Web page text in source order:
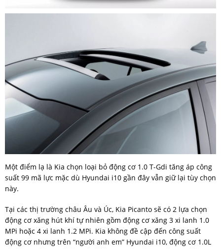
Một điểm lạ là Kia chọn loại bỏ động cơ 1.0 T-Gdi tăng áp công
suất 99 mã lực mặc dù Hyundai i10 gần đây vẫn giữ lại tùy chọn
này.
Tại các thị trường châu Âu và Úc, Kia Picanto sẽ có 2 lựa chọn
động cơ xăng hút khí tự nhiên gồm động cơ xăng 3 xi lanh 1.0
MPi hoặc 4 xi lanh 1.2 MPi. Kia không đề cập đến công suất
động cơ nhưng trên “người anh em” Hyundai i10, động cơ 1.0L